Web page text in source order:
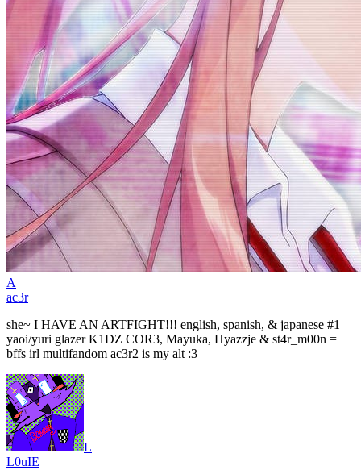
A
ac3r
she~ I HAVE AN ARTFIGHT!!! english, spanish, & japanese #1
yaoi/yuri glazer K1DZ COR3, Mayuka, Hyazzje & st4r_m00n =
bffs irl multifandom ac3r2 is my alt :3
L
L0uIE